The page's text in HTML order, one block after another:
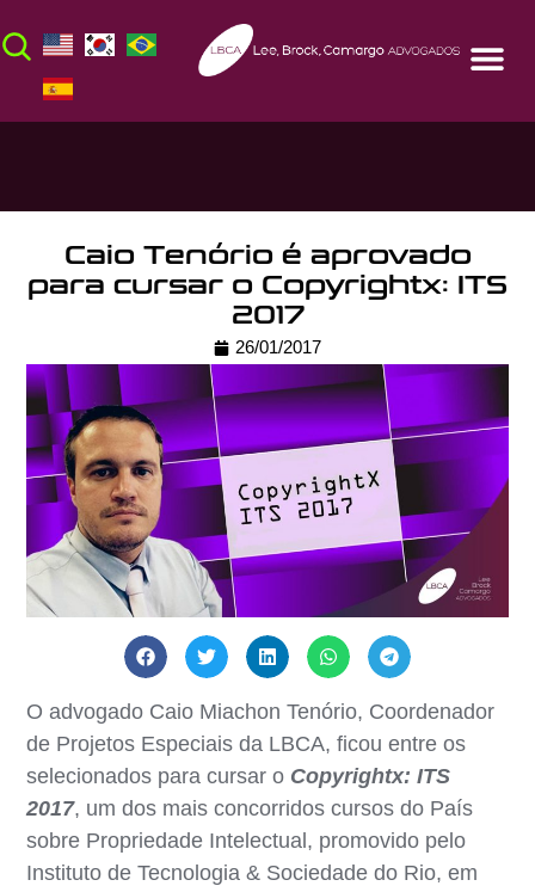
Caio Tenório é aprovado
para cursar o Copyrightx: ITS
2017
26/01/2017
O advogado Caio Miachon Tenório, Coordenador
de Projetos Especiais da LBCA, ficou entre os
selecionados para cursar o Copyrightx: ITS
2017, um dos mais concorridos cursos do País
sobre Propriedade Intelectual, promovido pelo
Instituto de Tecnologia & Sociedade do Rio, em